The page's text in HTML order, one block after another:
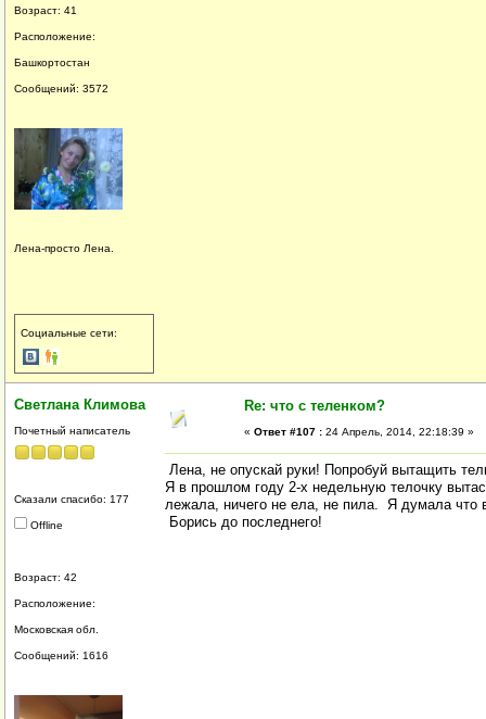
Возраст: 41
Расположение:
Башкортостан
Сообщений: 3572
Лена-просто Лена.
Социальные сети:
Светлана Климова
Почетный написатель
Сказали спасибо: 177
Offline
Возраст: 42
Расположение:
Московская обл.
Сообщений: 1616
Re: что с теленком?
« Ответ #107 : 24 Апрель, 2014, 22:18:39 »
Лена, не опускай руки! Попробуй вытащить
Я в прошлом году 2-х недельную телочку
лежала, ничего не ела, не пила. Я думала что
Борись до последнего!